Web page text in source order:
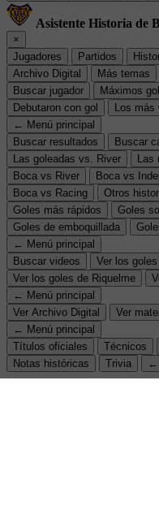
Asistente Historia de
×
Jugadores
Partidos
Archivo Digital
Más temas
Buscar jugador
Máximos
Debutaron con gol
Los más
← Menú principal
Buscar resultados
Buscar
Las goleadas vs. River
Las
Boca vs River
Boca vs
Boca vs Racing
Otros
Goles más rápidos
Goles
Goles de emboquillada
← Menú principal
Buscar videos
Ver los
Ver los goles de Riquelme
← Menú principal
Ver Archivo Digital
Ver
← Menú principal
Títulos oficiales
Técnicos
Notas históricas
Trivia ←